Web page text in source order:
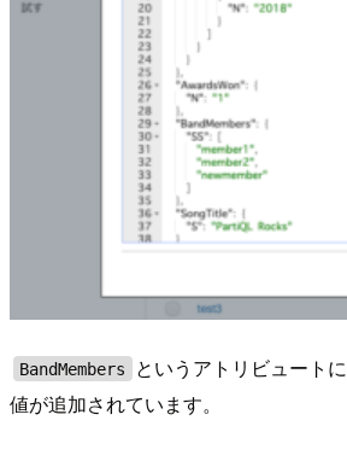
BandMembers というアトリビュートに
値が追加されています。